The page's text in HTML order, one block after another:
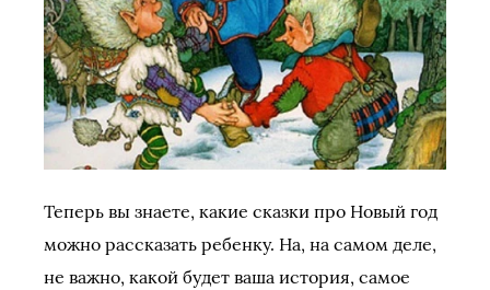
Теперь вы знаете, какие сказки про Новый год
можно рассказать ребенку. На, на самом деле,
не важно, какой будет ваша история, самое